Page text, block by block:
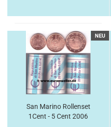
NEU
San Marino Rollenset
1Cent - 5 Cent 2006